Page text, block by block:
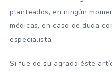
planteados, en ningún
médicas, en caso de duda
especialista.
Si fue de su agrado éste